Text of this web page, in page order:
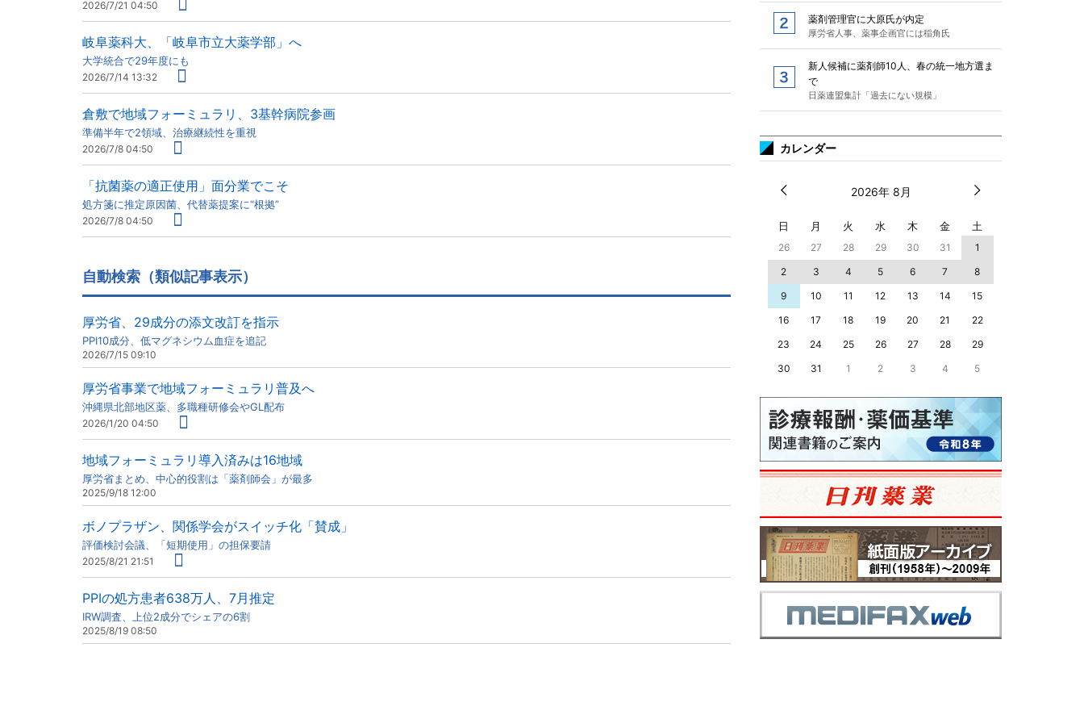
2026/7/21 04:50
岐阜薬科大、「岐阜市立大薬学部」へ
大学統合で29年度にも
2026/7/14 13:32
倉敷で地域フォーミュラリ、3基幹病院参画
準備半年で2領域、治療継続性を重視
2026/7/8 04:50
「抗菌薬の適正使用」面分業でこそ
処方箋に推定原因菌、代替薬提案に“根拠”
2026/7/8 04:50
自動検索（類似記事表示）
厚労省、29成分の添文改訂を指示
PPI10成分、低マグネシウム血症を追記
2026/7/15 09:10
厚労省事業で地域フォーミュラリ普及へ
沖縄県北部地区薬、多職種研修会やGL配布
2026/1/20 04:50
地域フォーミュラリ導入済みは16地域
厚労省まとめ、中心的役割は「薬剤師会」が最多
2025/9/18 12:00
ボノプラザン、関係学会がスイッチ化「賛成」
評価検討会議、「短期使用」の担保要請
2025/8/21 21:51
PPIの処方患者638万人、7月推定
IRW調査、上位2成分でシェアの6割
2025/8/19 08:50
薬剤管理官に大原氏が内定
厚労省人事、薬事企画官には稲角氏
新人候補に薬剤師10人、春の統一地方選ま
で
日薬連盟集計「過去にない規模」
カレンダー
2026年 8月
日 月 火 水 木 金 土
26 27 28 29 30 31
1
2
3 4 5 6 7
8
9
10 11 12 13 14
15
16
17 18 19 20 21
22
23
24 25 26 27 28
29
30
31 1 2 3 4 5